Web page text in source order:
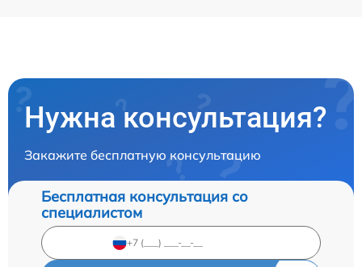
Нужна консультация?
Закажите бесплатную консультацию
Бесплатная консультация со
специалистом